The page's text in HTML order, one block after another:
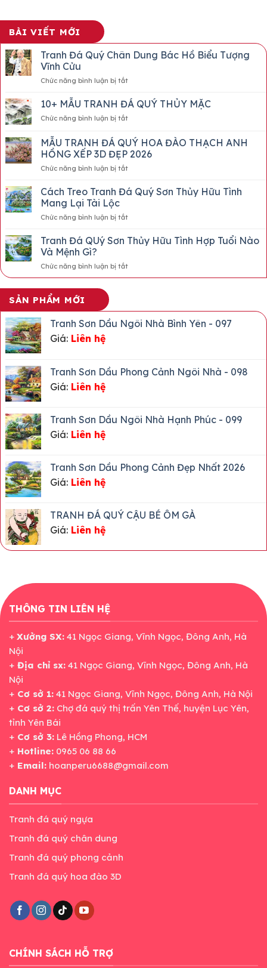
BÀI VIẾT MỚI
Tranh Đá Quý Chân Dung Bác Hồ Biểu Tượng
Vĩnh Cửu
Chức năng bình luận bị tắtở
Đá
Quý
Chân
Bác
Hồ
Cửu
10+ MẪU TRANH ĐÁ QUÝ THỦY MẶC
Chức năng bình luận bị tắtở
MẪU
TRANH
ĐÁ
QUÝ
MẶC
MẪU TRANH ĐÁ QUÝ HOA ĐÀO THẠCH ANH
HỒNG XẾP 3D ĐẸP 2026
Chức năng bình luận bị tắtở
TRANH
ĐÁ
HOA
THẠCH
3D
Cách Treo Tranh Đá Quý Sơn Thủy Hữu Tình
Mang Lại Tài Lộc
Chức năng bình luận bị tắtở
Treo
Tranh
Quý
Sơn
Mang
Lại
Tranh Đá QUý Sơn Thủy Hữu Tình Hợp Tuổi Nào
Và Mệnh Gì?
Chức năng bình luận bị tắtở
Hữu
Và
SẢN PHẨM MỚI
Tranh Sơn Dầu Ngôi Nhà Bình Yên - 097
Giá: Liên hệ
Tranh Sơn Dầu Phong Cảnh Ngôi Nhà - 098
Giá: Liên hệ
Tranh Sơn Dầu Ngôi Nhà Hạnh Phúc - 099
Giá: Liên hệ
Tranh Sơn Dầu Phong Cảnh Đẹp Nhất 2026
Giá: Liên hệ
TRANH ĐÁ QUÝ CẬU BÉ ÔM GÀ
Giá: Liên hệ
THÔNG TIN LIÊN HỆ
+ Xưởng SX: 41 Ngọc Giang, Vĩnh Ngọc, Đông Anh, Hà
Nội
+ Địa chỉ sx: 41 Ngọc Giang, Vĩnh Ngọc, Đông Anh, Hà
Nội
+ Cơ sở 1: 41 Ngọc Giang, Vĩnh Ngọc, Đông Anh, Hà Nội
+ Cơ sở 2: Chợ đá quý thị trấn Yên Thế, huyện Lục Yên,
tỉnh Yên Bái
+ Cơ sở 3: Lê Hồng Phong, HCM
+ Hotline: 0965 06 88 66
+ Email: hoanperu6688@gmail.com
DANH MỤC
Tranh đá quý ngựa
Tranh đá quý chân dung
Tranh đá quý phong cảnh
Tranh đá quý hoa đào 3D
CHÍNH SÁCH HỖ TRỢ